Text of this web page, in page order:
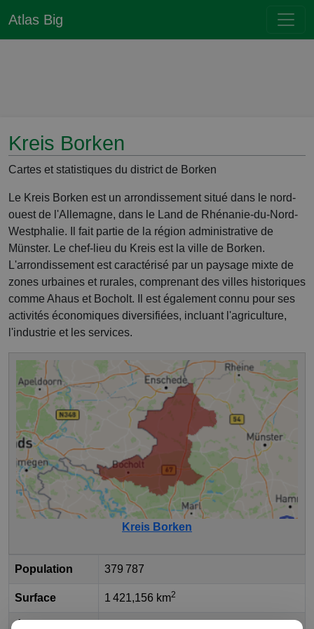
Atlas Big
Kreis Borken
Cartes et statistiques du district de Borken
Le Kreis Borken est un arrondissement situé dans le nord-
ouest de l'Allemagne, dans le Land de Rhénanie-du-Nord-
Westphalie. Il fait partie de la région administrative de
Münster. Le chef-lieu du Kreis est la ville de Borken.
L'arrondissement est caractérisé par un paysage mixte de
zones urbaines et rurales, comprenant des villes historiques
comme Ahaus et Bocholt. Il est également connu pour ses
activités économiques diversifiées, incluant l'agriculture,
l'industrie et les services.
Kreis Borken
Population 379 787
Surface 1 421,156 km2